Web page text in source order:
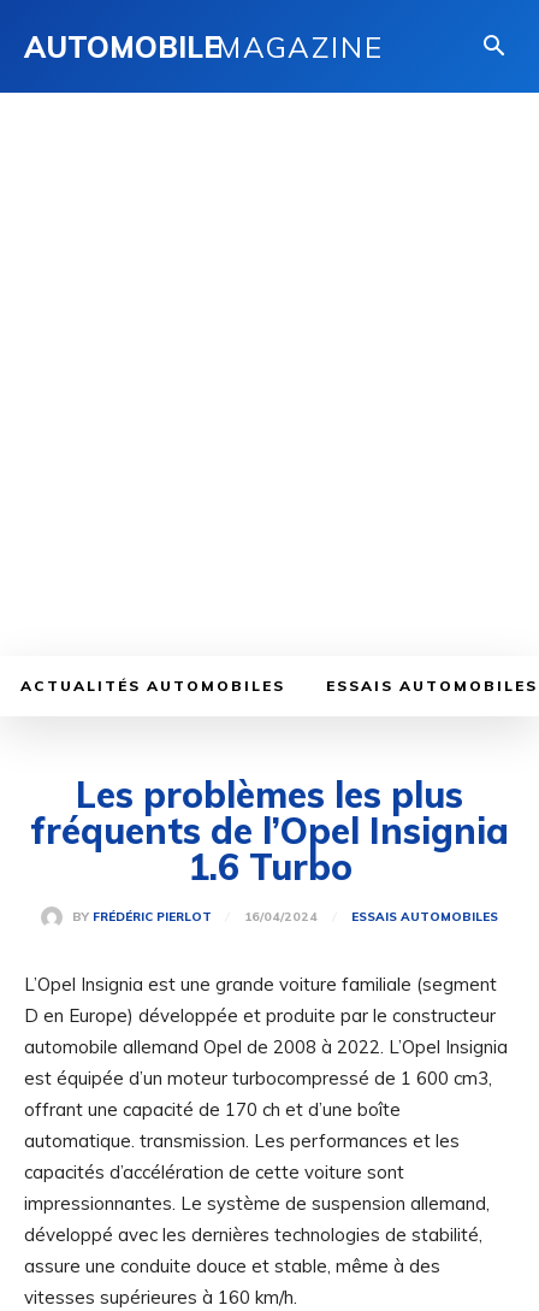
AUTOMOBILEMAGAZINE
ACTUALITÉS AUTOMOBILES ESSAIS AUTOMOBILES
Les problèmes les plus
fréquents de l’Opel Insignia
1.6 Turbo
BY FRÉDÉRIC PIERLOT 16/04/2024 ESSAIS AUTOMOBILES
L’Opel Insignia est une grande voiture familiale (segment
D en Europe) développée et produite par le constructeur
automobile allemand Opel de 2008 à 2022. L’Opel Insignia
est équipée d’un moteur turbocompressé de 1 600 cm3,
offrant une capacité de 170 ch et d’une boîte
automatique. transmission. Les performances et les
capacités d’accélération de cette voiture sont
impressionnantes. Le système de suspension allemand,
développé avec les dernières technologies de stabilité,
assure une conduite douce et stable, même à des
vitesses supérieures à 160 km/h.